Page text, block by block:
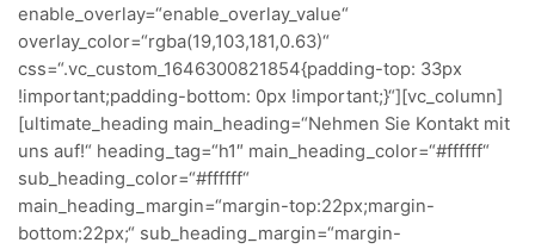
enable_overlay=“enable_overlay_value“
overlay_color=“rgba(19,103,181,0.63)“
css=“.vc_custom_1646300821854{padding-top: 33px
!important;padding-bottom: 0px !important;}“][vc_column]
[ultimate_heading main_heading=“Nehmen Sie Kontakt mit
uns auf!“ heading_tag=“h1″ main_heading_color=“#ffffff“
sub_heading_color=“#ffffff“
main_heading_margin=“margin-top:22px;margin-
bottom:22px;“ sub_heading_margin=“margin-